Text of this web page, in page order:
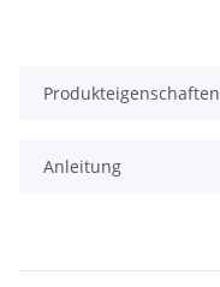
Produkteigenschaften
Anleitung